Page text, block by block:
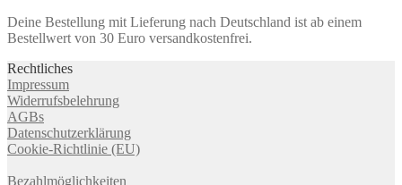
Deine Bestellung mit Lieferung nach Deutschland ist ab einem
Bestellwert von 30 Euro versandkostenfrei.
Rechtliches
Impressum
Widerrufsbelehrung
AGBs
Datenschutzerklärung
Cookie-Richtlinie (EU)
Bezahlmöglichkeiten